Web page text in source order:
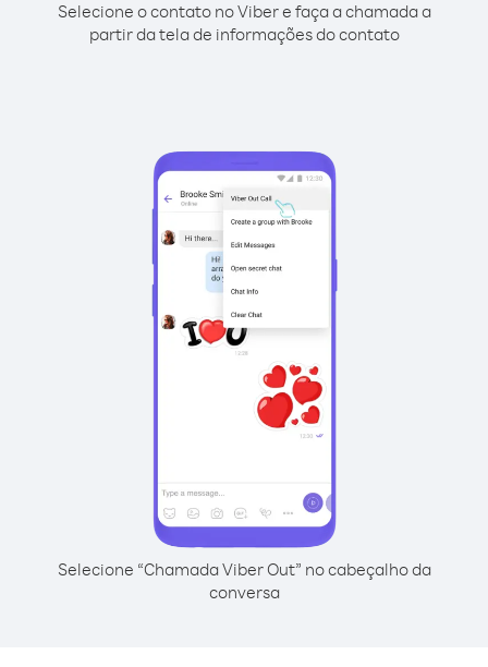
Selecione o contato no Viber e faça a chamada a
partir da tela de informações do contato
Selecione “Chamada Viber Out” no cabeçalho da
conversa